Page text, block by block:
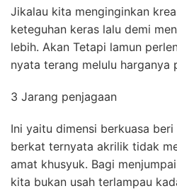
Jikalau kita menginginkan
keteguhan keras lalu demi
lebih. Akan Tetapi lamun
nyata terang melulu harganya
3 Jarang penjagaan
Ini yaitu dimensi berkuasa
berkat ternyata akrilik tidak
amat khusyuk. Bagi
kita bukan usah terlampau